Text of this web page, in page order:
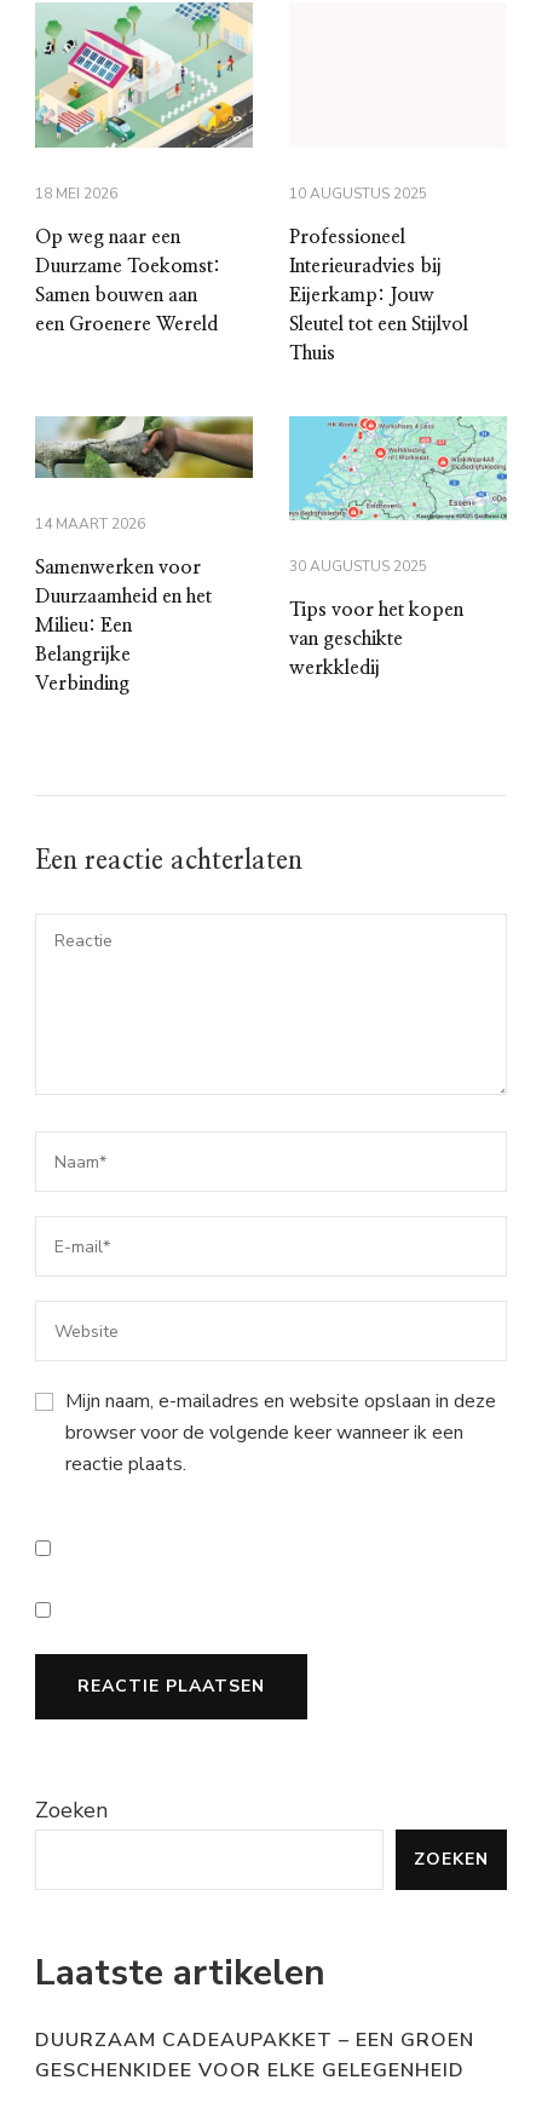
18 MEI 2026
Op weg naar een
Duurzame Toekomst:
Samen bouwen aan
een Groenere Wereld
10 AUGUSTUS 2025
Professioneel
Interieuradvies bij
Eijerkamp: Jouw
Sleutel tot een Stijlvol
Thuis
14 MAART 2026
Samenwerken voor
Duurzaamheid en het
Milieu: Een
Belangrijke
Verbinding
30 AUGUSTUS 2025
Tips voor het kopen
van geschikte
werkkledij
Een reactie achterlaten
Mijn naam, e-mailadres en website opslaan in deze
browser voor de volgende keer wanneer ik een
reactie plaats.
Zoeken
ZOEKEN
Laatste artikelen
DUURZAAM CADEAUPAKKET – EEN GROEN
GESCHENKIDEE VOOR ELKE GELEGENHEID